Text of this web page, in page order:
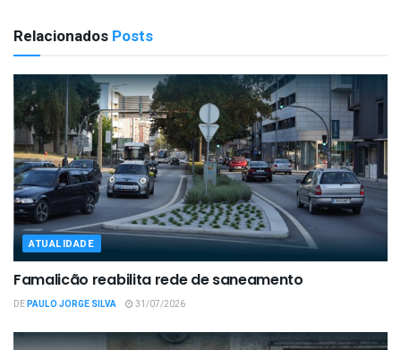
Relacionados Posts
ATUALIDADE
Famalicão reabilita rede de saneamento
DEPAULO JORGE SILVA 31/07/2026